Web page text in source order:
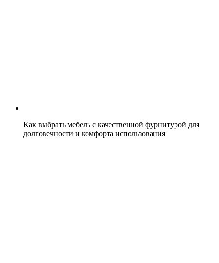
Как выбрать мебель с качественной фурнитурой для
долговечности и комфорта использования